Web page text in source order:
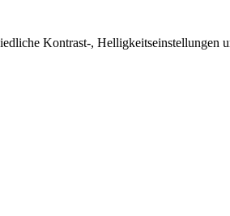
Kontrast-, Helligkeitseinstellungen